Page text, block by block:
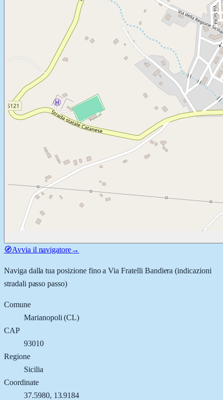
🧭Avvia il navigatore→
Naviga dalla tua posizione fino aVia Fratelli Bandiera (indicazioni
stradali passo passo)
Comune
Marianopoli (CL)
CAP
93010
Regione
Sicilia
Coordinate
37.5980, 13.9184